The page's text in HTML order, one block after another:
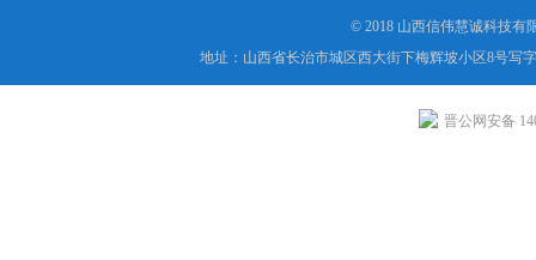
© 2018 山西信伟慧诚科技有
地址：山西省长治市城区西大街下梅辉坡小区8号写
晋公网安备